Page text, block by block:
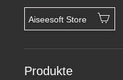
Aiseesoft Store
Produkte